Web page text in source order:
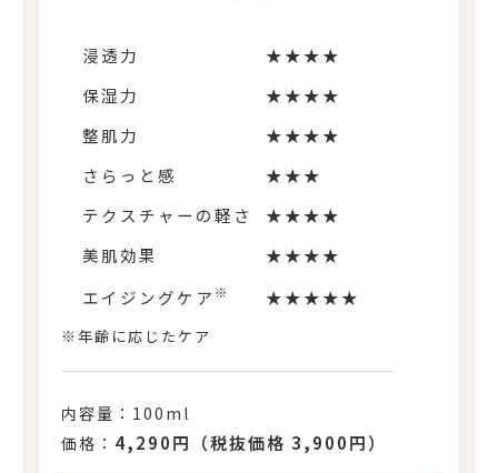
浸透力
★★★★
保湿力
★★★★
整肌力
★★★★
さらっと感
★★★
テクスチャーの軽さ
★★★★
美肌効果
★★★★
エイジングケア ※ ★★★★★
※年齢に応じたケア
内容量：100ml
価格： 4,290円（税抜価格 3,900円）